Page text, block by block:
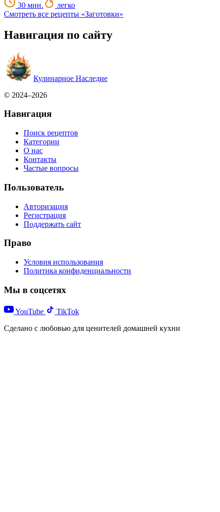
30 мин.
легко
Смотреть все рецепты «Заготовки»
Навигация по сайту
Кулинарное Наследие
© 2024–2026
Навигация
Поиск рецептов
Категории
О нас
Контакты
Частые вопросы
Пользователь
Авторизация
Регистрация
Поддержать сайт
Право
Условия использования
Политика конфиденциальности
Мы в соцсетях
YouTube
TikTok
Сделано с любовью для ценителей домашней кухни